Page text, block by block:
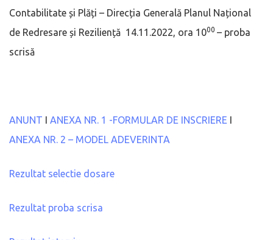
Contabilitate și Plăți – Direcția Generală Planul Național
de Redresare și Reziliență 14.11.2022, ora 1000 – proba
scrisă
ANUNT I ANEXA NR. 1 -FORMULAR DE INSCRIERE I
ANEXA NR. 2 – MODEL ADEVERINTA
Rezultat selectie dosare
Rezultat proba scrisa